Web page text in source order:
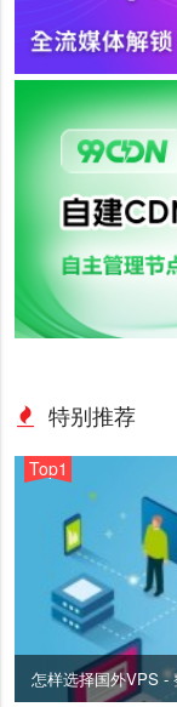
特别推荐
Top1
怎样选择国外VPS -